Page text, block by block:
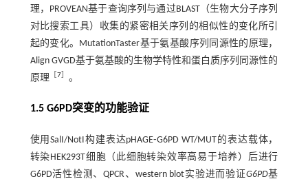
理，PROVEAN基于查询序列与通过BLAST（生物大分子序列
对比搜索工具）收集的紧密相关序列的相似性的变化所引
起的变化。MutationTaster基于氨基酸序列同源性的原理，
Align GVGD基于氨基酸的生物学特性和蛋白质序列同源性的
原理
7］ 。
1.5 G6PD突变的功能验证
使用SalI/NotI构建表达pHAGE⁃G6PD WT/MUT的表达载体，
转染HEK293T细胞（此细胞转染效率高易于培养）后进行
G6PD活性检测、QPCR、western blot实验进而验证G6PD基